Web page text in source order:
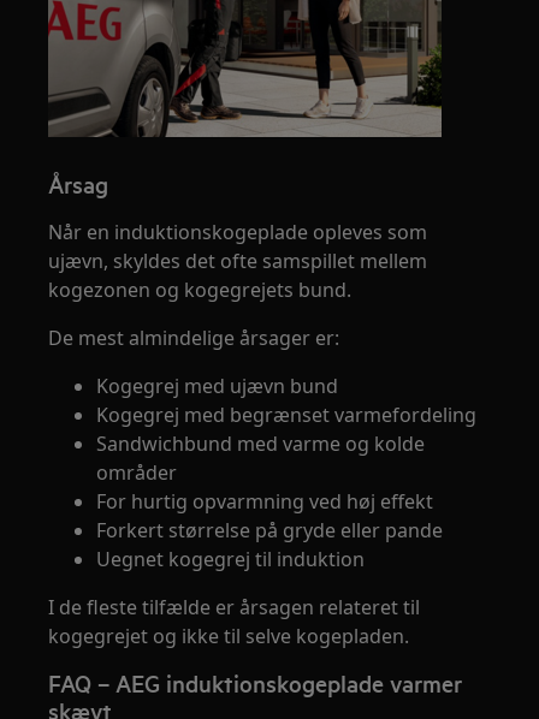
Årsag
Når en induktionskogeplade opleves som
ujævn, skyldes det ofte samspillet mellem
kogezonen og kogegrejets bund.
De mest almindelige årsager er:
Kogegrej med ujævn bund
Kogegrej med begrænset varmefordeling
Sandwichbund med varme og kolde
områder
For hurtig opvarmning ved høj effekt
Forkert størrelse på gryde eller pande
Uegnet kogegrej til induktion
I de fleste tilfælde er årsagen relateret til
kogegrejet og ikke til selve kogepladen.
FAQ – AEG induktionskogeplade varmer
skævt